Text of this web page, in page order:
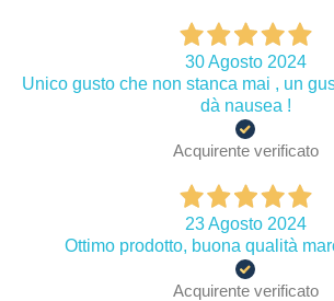
30 Agosto 2024
Unico gusto che non stanca mai , un
dà nausea !
Acquirente verificato
23 Agosto 2024
Ottimo prodotto, buona qualità
Acquirente verificato